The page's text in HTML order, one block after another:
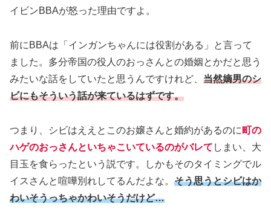
イビンBBAが怒った理由ですよ。
前にBBAは「インガンちゃんには役割がある」と言って
ました。多分帝国の役人のおっさんとの婚姻とかだと思う
みたいな話をしていたと思うんですけれど、 当然嫡男のシ
ビにもそういう話が来ているはずです。
つまり、シビはええとこのお嬢さんと婚約があるのに町の
ハゲのおっさんといちゃこいているのがバレて しまい、大
目玉を食らったという説です。しかもそのタイミングでル
イスさんと喧嘩別れしてるんだよな。 そう思うとシビはか
わいそうっちゃかわいそうだけど…